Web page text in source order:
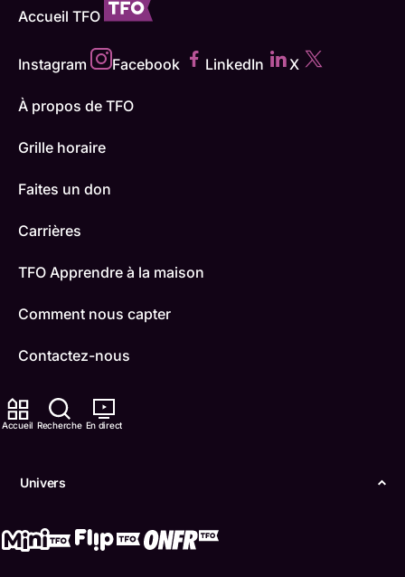
Accueil Recherche En direct
Univers
Accueil TFO
Instagram Facebook LinkedIn X
À propos de TFO
Grille horaire
Faites un don
Carrières
TFO Apprendre à la maison
Comment nous capter
Contactez-nous
ONFR
Boukili